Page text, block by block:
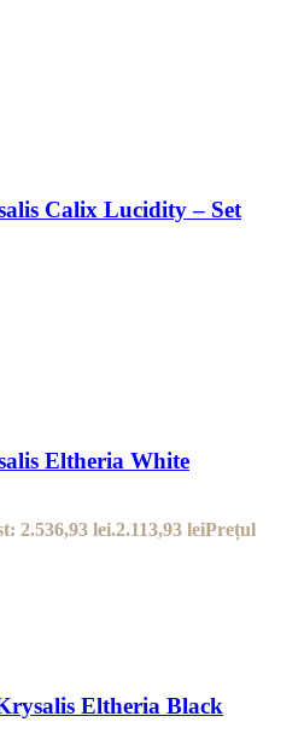
Calix Lucidity – Set
Eltheria White
2.536,93 lei.2.113,93 leiPrețul
Eltheria Black